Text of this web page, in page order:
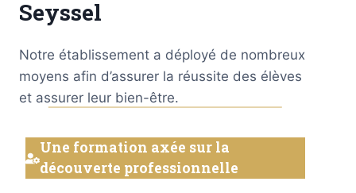
Seyssel
Notre établissement a déployé de nombreux
moyens afin d’assurer la réussite des élèves
et assurer leur bien-être.
Une formation axée sur la
découverte professionnelle